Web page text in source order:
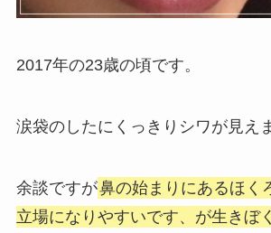
2017年の23歳の頃です。
涙袋のしたにくっきりシワが見え
余談ですが鼻の始まりにあるほく
立場になりやすいです、が生きぼ